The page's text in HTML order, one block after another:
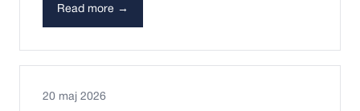
Read more →
20 maj 2026